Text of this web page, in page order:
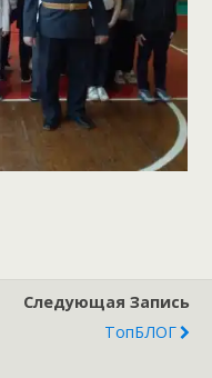
Следующая Запись
ТопБЛОГ